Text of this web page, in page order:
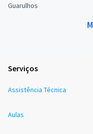
Guarulhos
Serviços
Assistência Técnica
Aulas